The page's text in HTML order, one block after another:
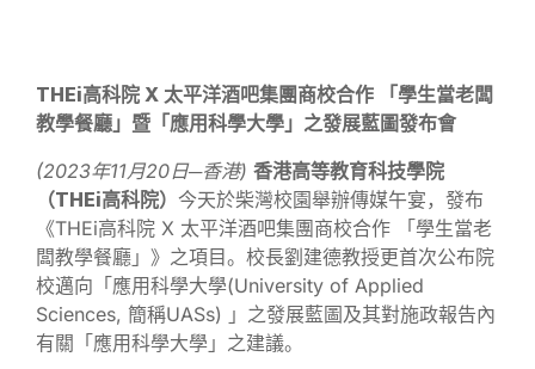
THEi高科院 X 太平洋酒吧集團商校合作 「學生當老闆
教學餐廳」 暨 「應用科學大學」之發展藍圖發布會
(2023年11月20日─香港) 香港高等教育科技學院
（THEi高科院） 今天於柴灣校園舉辦傳媒午宴，發布
《THEi高科院 X 太平洋酒吧集團商校合作 「學生當老
闆教學餐廳」》之項目。校長劉建德教授更首次公布院
校邁向「應用科學大學(University of Applied
Sciences, 簡稱UASs) 」之發展藍圖及其對施政報告內
有關「應用科學大學」之建議。